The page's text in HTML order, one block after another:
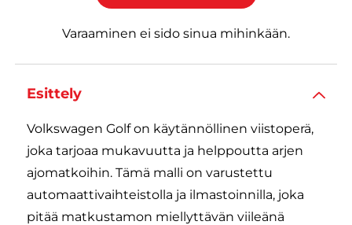
Varaaminen ei sido sinua mihinkään.
Esittely
Volkswagen Golf on käytännöllinen viistoperä,
joka tarjoaa mukavuutta ja helppoutta arjen
ajomatkoihin. Tämä malli on varustettu
automaattivaihteistolla ja ilmastoinnilla, joka
pitää matkustamon miellyttävän viileänä